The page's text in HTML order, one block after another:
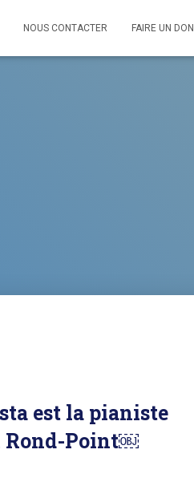
NOUS CONTACTER FAIRE UN DON
est la pianiste
Rond-Point￼